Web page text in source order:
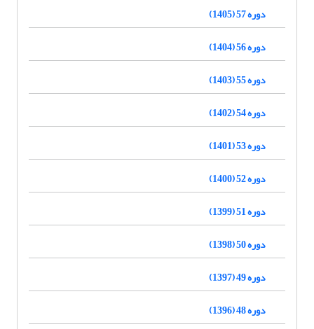
دوره 57 (1405)
دوره 56 (1404)
دوره 55 (1403)
دوره 54 (1402)
دوره 53 (1401)
دوره 52 (1400)
دوره 51 (1399)
دوره 50 (1398)
دوره 49 (1397)
دوره 48 (1396)